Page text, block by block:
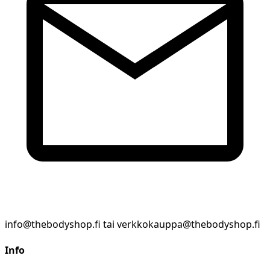
info@thebodyshop.fi tai verkkokauppa@thebodyshop.fi
Info